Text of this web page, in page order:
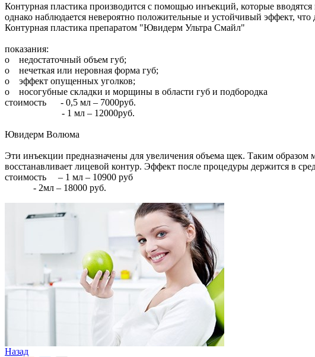
Контурная пластика производится с помощью инъекций, которые
однако наблюдается невероятно положительные и устойчивый эффект,
Контурная пластика препаратом "Ювидерм Ультра Смайл"
показания:
o недостаточный объем губ;
o нечеткая или неровная форма губ;
o эффект опущенных уголков;
o носогубные складки и морщины в области губ и подбородка
стоимость - 0,5 мл – 7000руб.
- 1 мл – 12000руб.
Ювидерм Волюма
Эти инъекции предназначены для увеличения объема щек. Таким
восстанавливает лицевой контур. Эффект после процедуры держится в
стоимость – 1 мл – 10900 руб
- 2мл – 18000 руб.
Назад